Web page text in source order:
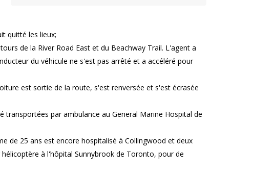
quitté les lieux;
de la River Road East et du Beachway Trail. L'agent a
du véhicule ne s'est pas arrêté et a accéléré pour
est sortie de la route, s'est renversée et s'est écrasée
transportées par ambulance au General Marine Hospital de
de 25 ans est encore hospitalisé à Collingwood et deux
à l'hôpital Sunnybrook de Toronto, pour de